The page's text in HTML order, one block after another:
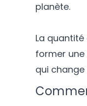
planète.
La
former une
qui